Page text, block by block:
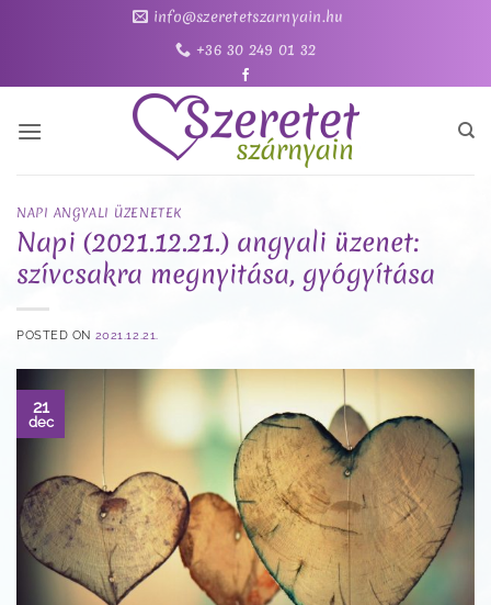
info@szeretetszarnyain.hu
+36 30 249 01 32
NAPI ANGYALI ÜZENETEK
Napi (2021.12.21.) angyali üzenet:
szívcsakra megnyitása, gyógyítása
POSTED ON 2021.12.21.
21
dec